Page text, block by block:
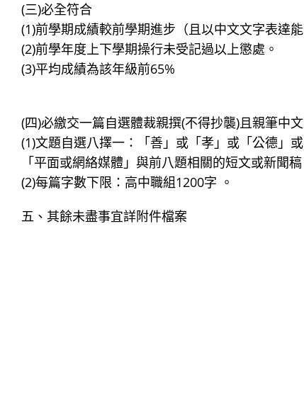
(三)必全符合
(1)前學期成績較前學期進步（且以中文文字表達
(2)前學年度上下學期操行未受記過以上懲處。
(3)平均成績為該年級前65%
(四)必繳交一篇自選體裁親撰(不得抄襲)且親筆中
(1)文題自選八擇一：「善」或「孝」或「公德」
「平面或網絡媒體」與前八題相關的短文或新聞稿
(2)每篇字數下限：高中職組1200字 。
五、其餘未盡事宜詳附件檔案